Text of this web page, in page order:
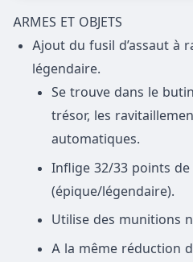
ARMES ET OBJETS
Ajout du fusil d’assaut à
légendaire.
Se trouve dans le
trésor, les
automatiques.
Inflige 32/33 points de
(épique/légendaire).
Utilise des munitions
A la même réduction